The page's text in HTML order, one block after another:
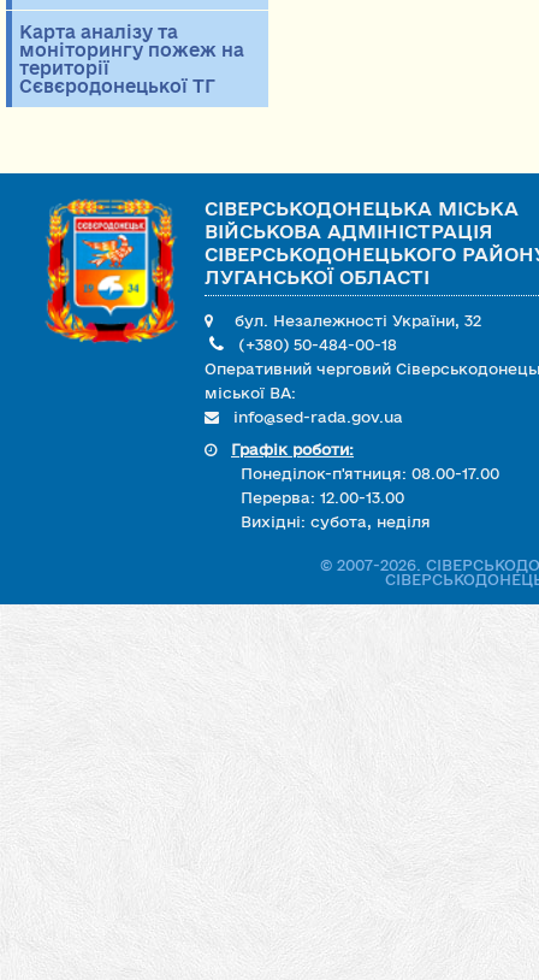
Карта аналізу та
моніторингу пожеж на
території
Сєвєродонецької ТГ
СІВЕРСЬКОДОНЕЦЬКА МІСЬКА
ВІЙСЬКОВА АДМІНІСТРАЦІЯ
СІВЕРСЬКОДОНЕЦЬКОГО
ЛУГАНСЬКОЇ ОБЛАСТІ
бул. Незалежності України, 32
(+380) 50-484-00-18
Оперативний черговий
міської ВА:
info@sed-rada.gov.ua
Графік роботи:
Понеділок-п'ятниця: 08.00-17.00
Перерва: 12.00-13.00
Вихідні: субота, неділя
© 2007-2026.